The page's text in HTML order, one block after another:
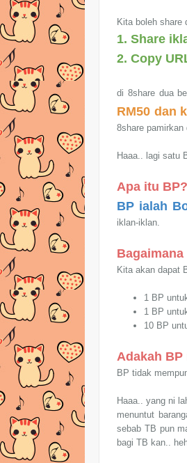
Kita boleh share
1. Share
2. Copy
di 8share dua
RM50 dan
8share pamirkan
Haaa.. lagi satu
Apa itu BP?
BP ialah
iklan-iklan.
Kita akan dapat
1 BP
1 BP
10 BP
Adakah
BP tidak
Haaa.. yang ni
menuntut
sebab TB pun
bagi TB kan..